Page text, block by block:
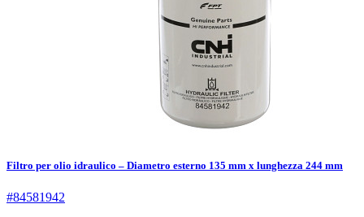
Filtro per olio idraulico – Diametro esterno 135 mm x lunghezza 244 mm
#84581942